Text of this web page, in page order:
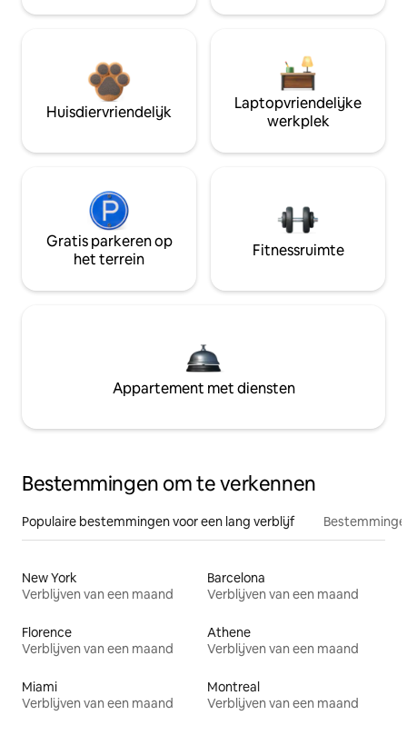
Huisdiervriendelijk
Laptopvriendelijke
werkplek
Gratis parkeren op
het terrein
Fitnessruimte
Appartement met diensten
Bestemmingen om te verkennen
Populaire bestemmingen voor een lang verblijf
New York
Verblijven van een maand
Barcelona
Verblijven van een maand
Florence
Verblijven van een maand
Athene
Verblijven van een maand
Miami
Verblijven van een maand
Montreal
Verblijven van een maand